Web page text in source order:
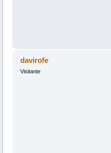
davirofe
Visitante